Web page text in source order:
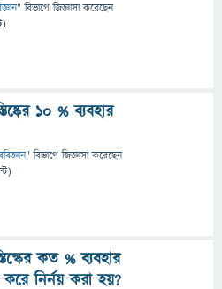
" বিভাগে জিজ্ঞাসাকরেছেন
১০ % ব্যবহার
" বিভাগে জিজ্ঞাসাকরেছেন
কত % ব্যবহার
নির্নয় করা হয়?